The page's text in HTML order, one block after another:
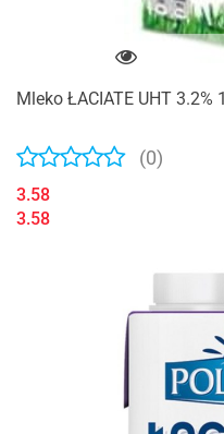
Mleko ŁACIATE UHT 3.2%
(0)
3.58
3.58